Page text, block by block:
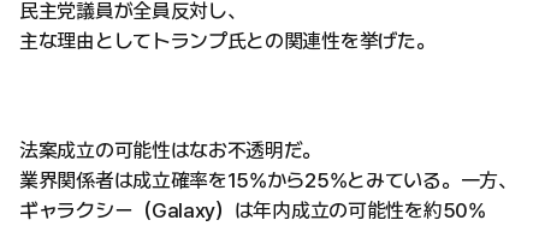
民主党議員が全員反対し、
主な理由としてトランプ氏との関連性を挙げた。
法案成立の可能性はなお不透明だ。
業界関係者は成立確率を15%から25%とみている。一方、
ギャラクシー（Galaxy）は年内成立の可能性を約50%